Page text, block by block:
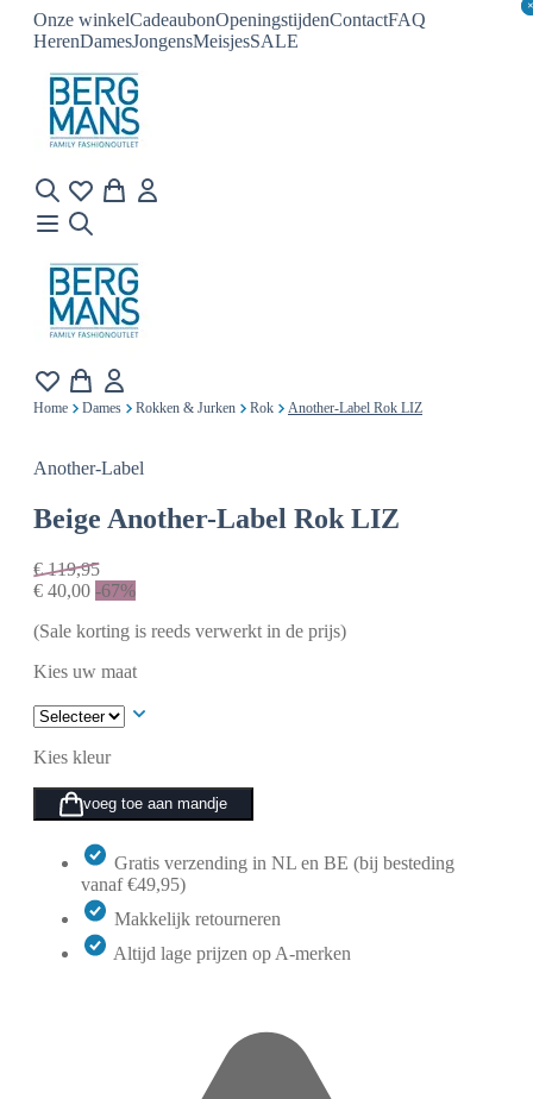
Onze winkelCadeaubonOpeningstijdenContactFAQ
HerenDamesJongensMeisjesSALE
×
×
Home Dames Rokken & Jurken Rok Another-Label Rok LIZ
Another-Label
Beige Another-Label Rok LIZ
€119,95
€ 40,00 -67%
(Sale korting is reeds verwerkt in de prijs)
Kies uw maat
Kies kleur
voeg toe aan mandje
Gratis verzending in NL en BE (bij besteding
vanaf €49,95)
Makkelijk retourneren
Altijd lage prijzen op A-merken